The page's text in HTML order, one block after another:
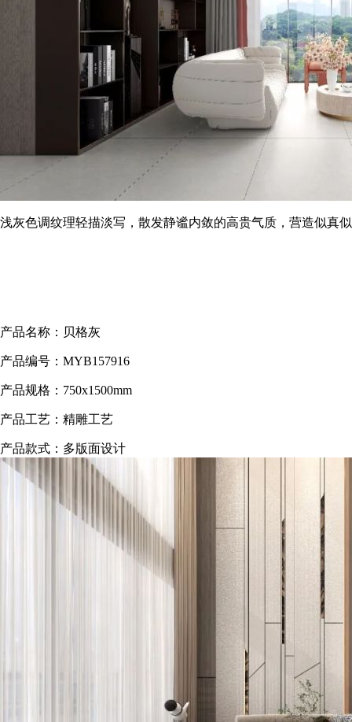
浅灰色调纹理轻描淡写，散发静谧内敛的高贵气质，营造似真
产品名称：贝格灰
产品编号：MYB157916
产品规格：750x1500mm
产品工艺：精雕工艺
产品款式：多版面设计